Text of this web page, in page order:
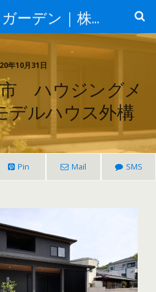
アーネストガーデン｜株式会社三栄建設
年10月31日
市 ハウジングメ
ルハウス外構
Pin Mail SMS